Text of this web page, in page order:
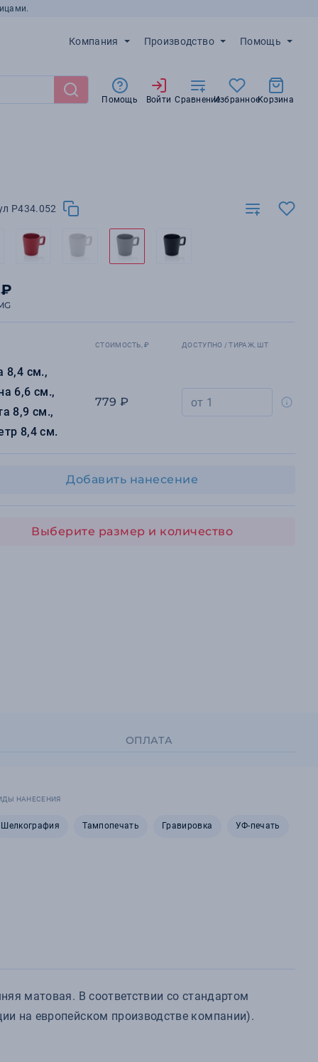
Компания Производство Помощь
Помощь Войти СравнениеИзбранноеКорзина
P434.052
СТОИМОСТЬ, ₽ ДОСТУПНО / ТИРАЖ, ШТ
8,4 см.,
6,6 см.,
8,9 см.,
8,4 см.
779 ₽
Добавить нанесение
Выберите размер и количество
ОПЛАТА
НАНЕСЕНИЯ
Шелкография Тампопечать Гравировка УФ-печать
матовая. В соответствии со стандартом
на европейском производстве компании).